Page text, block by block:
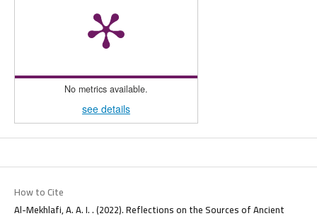
No metrics available.
see details
How to Cite
Al-Mekhlafi, A. A. I. . (2022). Reflections on the Sources of Ancient